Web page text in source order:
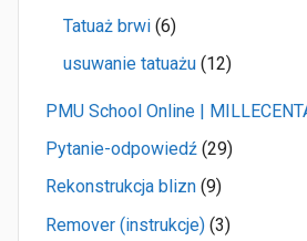
Tatuaż brwi (6)
usuwanie tatuażu (12)
PMU School Online |
Pytanie-odpowiedź (29)
Rekonstrukcja blizn (9)
Remover (instrukcje) (3)